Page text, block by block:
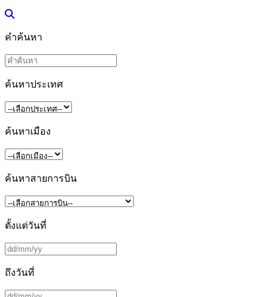
คำค้นหา
ค้นหาประเทศ
ค้นหาเมือง
ค้นหาสายการบิน
ตั้งแต่วันที่
ถึงวันที่